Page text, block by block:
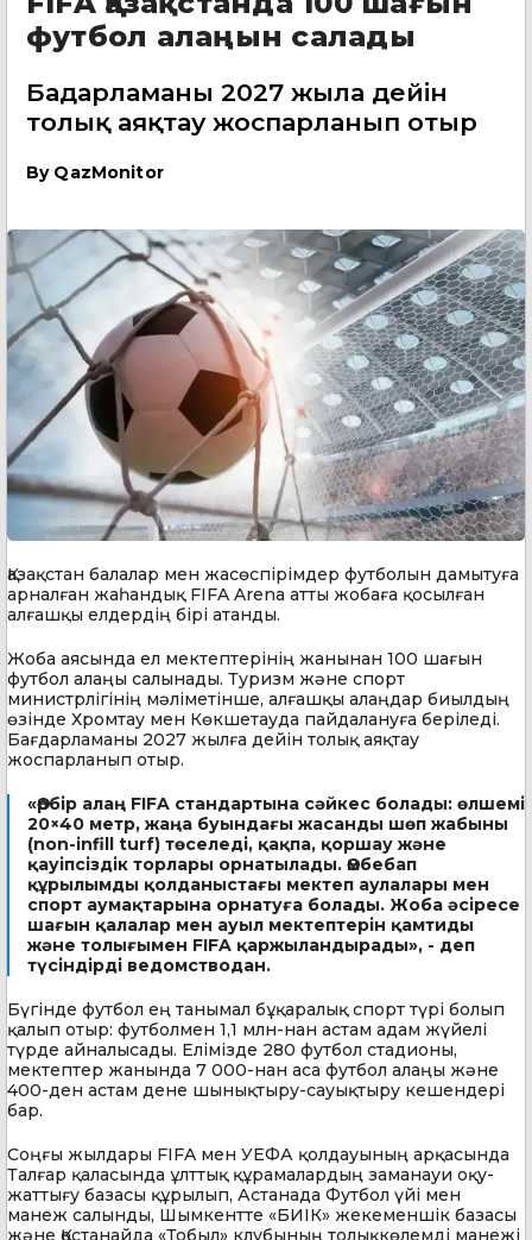
футбол алаңын салады
Бағдарламаны 2027 жылға дейін
толық аяқтау жоспарланып отыр
By QazMonitor
Қазақстан балалар мен жасөспірімдер футболын дамытуға
арналған жаһандық FIFA Arena атты жобаға қосылған
алғашқы елдердің бірі атанды.
Жоба аясында ел мектептерінің жанынан 100 шағын
футбол алаңы салынады. Туризм және спорт
министрлігінің мәліметінше, алғашқы алаңдар биылдың
өзінде Хромтау мен Көкшетауда пайдалануға беріледі.
Бағдарламаны 2027 жылға дейін толық аяқтау
жоспарланып отыр.
«Әрбір алаң FIFA стандартына сәйкес болады: өлшемі
20×40 метр, жаңа буындағы жасанды шөп жабыны
(non-infill turf) төселеді, қақпа, қоршау және
қауіпсіздік торлары орнатылады. Әмбебап
құрылымды қолданыстағы мектеп аулалары мен
спорт аумақтарына орнатуға болады. Жоба әсіресе
шағын қалалар мен ауыл мектептерін қамтиды
және толығымен FIFA қаржыландырады», - деп
түсіндірді ведомстводан.
Бүгінде футбол ең танымал бұқаралық спорт түрі болып
қалып отыр: футболмен 1,1 млн-нан астам адам жүйелі
түрде айналысады. Елімізде 280 футбол стадионы,
мектептер жанында 7 000-нан аса футбол алаңы және
400-ден астам дене шынықтыру-сауықтыру кешендері
бар.
Соңғы жылдары FIFA мен УЕФА қолдауының арқасында
Талғар қаласында ұлттық құрамалардың заманауи оқу-
жаттығу базасы құрылып, Астанада Футбол үйі мен
манеж салынды, Шымкентте «БИІК» жекеменшік базасы
және Қостанайда «Тобыл» клубының толықкөлемді манежі